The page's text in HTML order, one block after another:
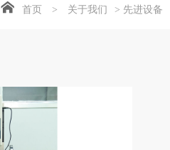
首页 > 关于我们 > 先进设备